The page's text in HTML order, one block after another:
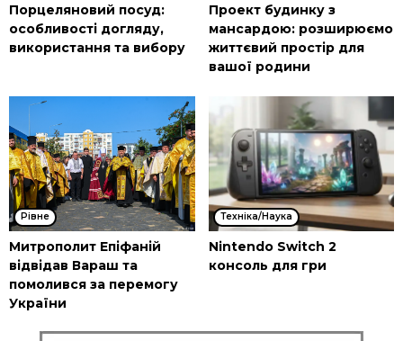
Порцеляновий посуд:
особливості догляду,
використання та вибору
Проект будинку з
мансардою: розширюємо
життєвий простір для
вашої родини
Рівне
Митрополит Епіфаній
відвідав Вараш та
помолився за перемогу
України
Техніка/Наука
Nintendo Switch 2
консоль для гри